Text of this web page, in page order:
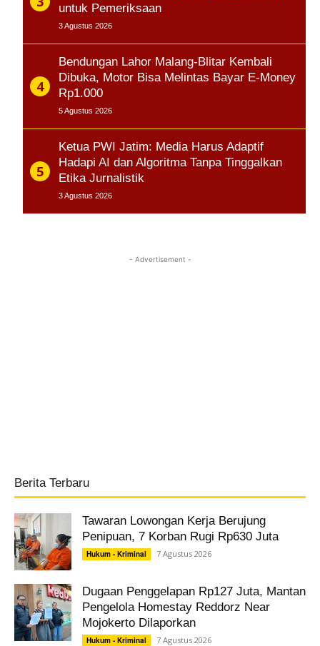
untuk Pemeriksaan
3 Agustus 2026
Bendungan Lahor Malang-Blitar Kembali
Dibuka, Motor Bisa Melintas Bayar E-Money
Rp1.000
5 Agustus 2026
Ketua PWI Jatim: Media Harus Adaptif
Hadapi AI dan Algoritma Tanpa Tinggalkan
Etika Jurnalistik
3 Agustus 2026
- Advertisement -
Berita Terbaru
Tawaran Lowongan Kerja Berujung
Penipuan, 7 Korban Rugi Rp630 Juta
Hukum - Kriminal 7 Agustus 2026
Dugaan Penggelapan Rp127 Juta, Mantan
Pengelola Homestay Reddorz Near
Mojokerto Dilaporkan
Hukum - Kriminal 7 Agustus 2026